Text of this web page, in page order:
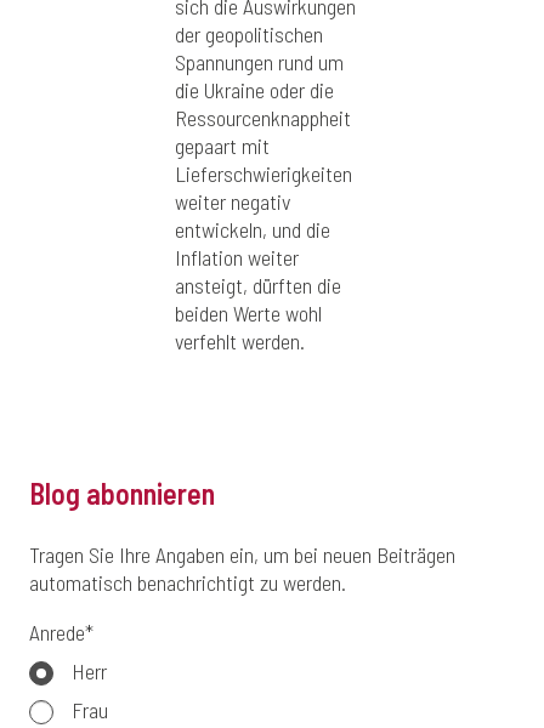
sich die Auswirkungen
der geopolitischen
Spannungen rund um
die Ukraine oder die
Ressourcenknappheit
gepaart mit
Lieferschwierigkeiten
weiter negativ
entwickeln, und die
Inflation weiter
ansteigt, dürften die
beiden Werte wohl
verfehlt werden.
Blog abonnieren
Tragen Sie Ihre Angaben ein, um bei neuen Beiträgen
automatisch benachrichtigt zu werden.
Anrede*
Herr
Frau